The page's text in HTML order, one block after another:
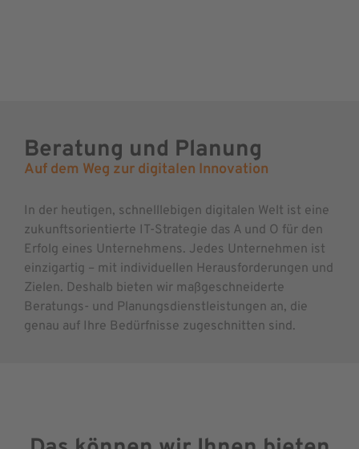
Beratung und Planung
Auf dem Weg zur digitalen Innovation
In der heutigen, schnelllebigen digitalen Welt ist eine
zukunftsorientierte IT-Strategie das A und O für den
Erfolg eines Unternehmens. Jedes Unternehmen ist
einzigartig – mit individuellen Herausforderungen und
Zielen. Deshalb bieten wir maßgeschneiderte
Beratungs- und Planungsdienstleistungen an, die
genau auf Ihre Bedürfnisse zugeschnitten sind.